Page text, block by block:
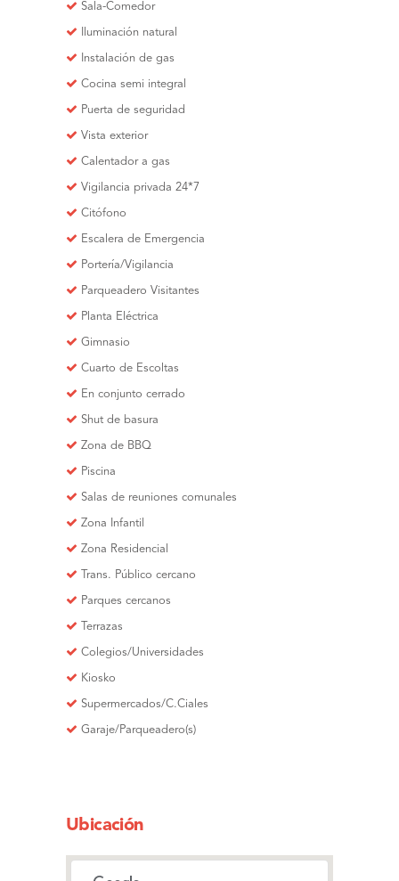
Sala-Comedor
Iluminación natural
Instalación de gas
Cocina semi integral
Puerta de seguridad
Vista exterior
Calentador a gas
Vigilancia privada 24*7
Citófono
Escalera de Emergencia
Portería/Vigilancia
Parqueadero Visitantes
Planta Eléctrica
Gimnasio
Cuarto de Escoltas
En conjunto cerrado
Shut de basura
Zona de BBQ
Piscina
Salas de reuniones comunales
Zona Infantil
Zona Residencial
Trans. Público cercano
Parques cercanos
Terrazas
Colegios/Universidades
Kiosko
Supermercados/C.Ciales
Garaje/Parqueadero(s)
Ubicación